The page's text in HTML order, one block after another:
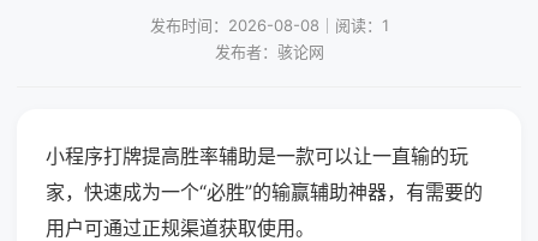
发布时间：2026-08-08｜阅读：1
发布者：骇论网
小程序打牌提高胜率辅助是一款可以让一直输的玩
家，快速成为一个“必胜”的输赢辅助神器，有需要的
用户可通过正规渠道获取使用。